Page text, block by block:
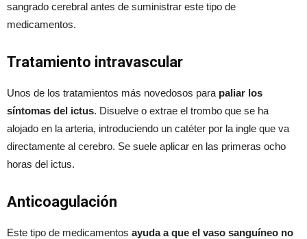
sangrado cerebral antes de suministrar este tipo de
medicamentos.
Tratamiento intravascular
Unos de los tratamientos más novedosos para paliar los
síntomas del ictus. Disuelve o extrae el trombo que se ha
alojado en la arteria, introduciendo un catéter por la ingle que va
directamente al cerebro. Se suele aplicar en las primeras ocho
horas del ictus.
Anticoagulación
Este tipo de medicamentos ayuda a que el vaso sanguíneo no